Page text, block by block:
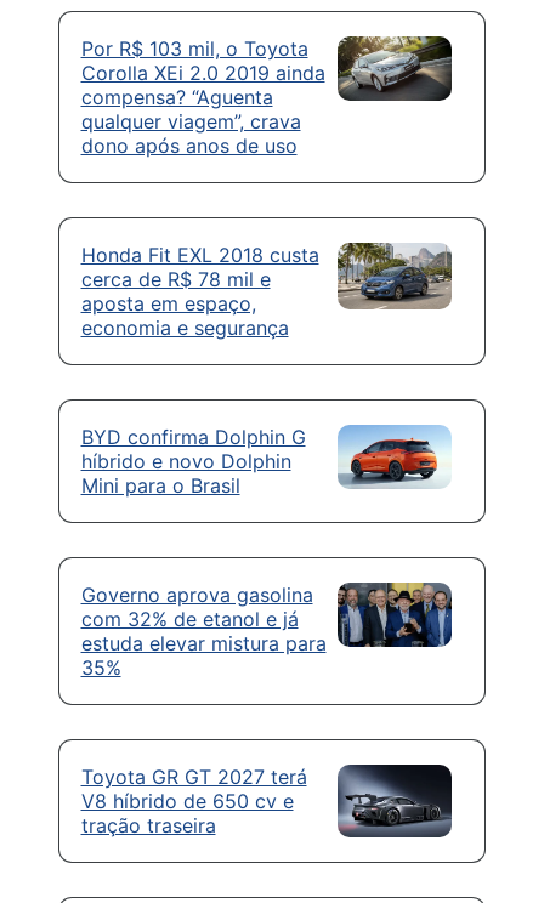
Por R$ 103 mil, o Toyota
Corolla XEi 2.0 2019 ainda
compensa? “Aguenta
qualquer viagem”, crava
dono após anos de uso
Honda Fit EXL 2018 custa
cerca de R$ 78 mil e
aposta em espaço,
economia e segurança
BYD confirma Dolphin G
híbrido e novo Dolphin
Mini para o Brasil
Governo aprova gasolina
com 32% de etanol e já
estuda elevar mistura para
35%
Toyota GR GT 2027 terá
V8 híbrido de 650 cv e
tração traseira